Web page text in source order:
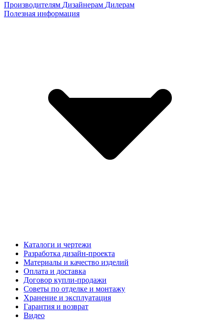
Производителям Дизайнерам Дилерам
Полезная информация
Каталоги и чертежи
Разработка дизайн-проекта
Материалы и качество изделий
Оплата и доставка
Договор купли-продажи
Советы по отделке и монтажу
Хранение и эксплуатация
Гарантия и возврат
Видео